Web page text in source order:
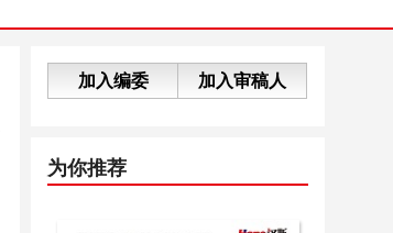
加入编委 加入审稿人
为你推荐